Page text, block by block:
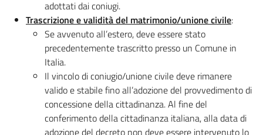
adottati dai coniugi.
Trascrizione e validità del matrimonio/unione civile:
Se avvenuto all’estero, deve essere stato
precedentemente trascritto presso un Comune in
Italia.
Il vincolo di coniugio/unione civile deve rimanere
valido e stabile fino all’adozione del provvedimento di
concessione della cittadinanza. Al fine del
conferimento della cittadinanza italiana, alla data di
adozione del decreto non deve essere intervenuto lo